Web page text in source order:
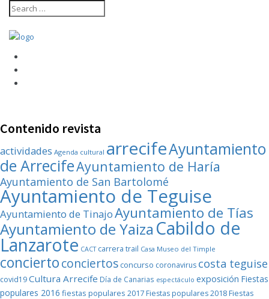
Contenido revista
actividades Agenda cultural arrecifeAyuntamiento
de ArrecifeAyuntamiento de Haría
Ayuntamiento de San Bartolomé
Ayuntamiento de Teguise
Ayuntamiento de TinajoAyuntamiento de Tías
Ayuntamiento de Yaiza Cabildo de
Lanzarote CACT carrera trail Casa Museo del Timple
conciertoconciertos concurso coronavirus costa teguise
covid19Cultura Arrecife Día de Canarias espectáculo exposición Fiestas
populares 2016 fiestas populares 2017 Fiestas populares 2018Fiestas